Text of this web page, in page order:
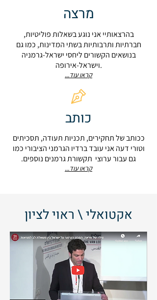
מרצה
בהרצאותיי אני נוגע בשאלות פוליטיות,
חברתיות ותרבותיות בשתי המדינות, כמו גם
בנושאים הקשורים ליחסי ישראל-גרמניה
וישראל-אירופה.
קראו עוד...
כותב
ככותב של תחקירים, תכניות תעודה, תסכיתים
וטורי דעה אני עובד ברדיו הגרמני הציבורי כמו
גם עבור ערוצי תקשורת גרמנים נוספים.
קראו עוד...
אקטואלי \ ראוי לציון